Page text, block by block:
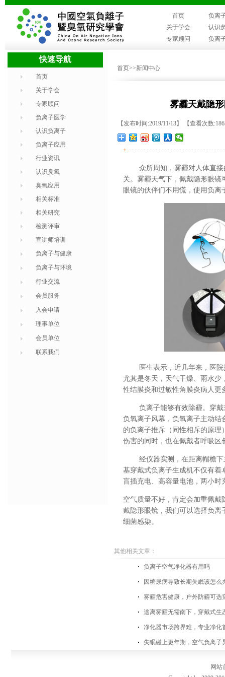
首页
负离
关于学会
认识
专家顾问
负离
快速导航
首页
关于学会
专家顾问
负离子医学
认识负离子
负离子应用
行业资讯
认识臭氧
臭氧应用
相关标准
相关研究
检测评审
宣讲师培训
负离子与健康
负离子与环境
行业交流
会员服务
入会申请
理事单位
会员单位
联系我们
首页>>新闻中心
雾霾天戴隐
【发布时间:2019/11/13】 【查看次数
+
众所周知，雾霾对人体直
关。雾霾天气下，佩戴隐形眼
眼镜的伙伴们不用慌，使用负
医生表示，近几年来， 医
尤其是冬天，天气干燥、雨水
性结膜炎和过敏性角膜炎病人更
负离子能够有效除霾。穿
负氧离子风幕，负氧离子主动结
的负离子推斥（同性相斥的原
伤害的同时，也在佩戴者呼吸区
经仪器实测，在距离帽檐下
基穿戴式负离子生成机不仅有着
盲插充电、高容量电池，两小时
空气质量不好，肯定会加重佩
戴隐形眼镜，我们可以选择负离
细菌感染。
其他相关文章：
负离子空气净化器有用吗
因糖尿病导致长期失眠该怎么
雾霾危害健康，户外防霾可选
逃离雾霾无需南下，穿戴式生
净化器市场跨界难，专业净化
失眠碰上更年期，空气负离子
网站